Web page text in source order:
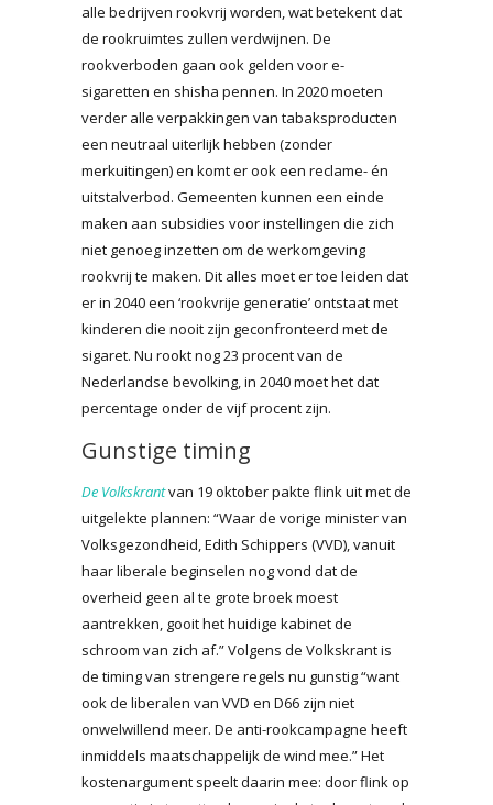
alle bedrijven rookvrij worden, wat betekent dat
de rookruimtes zullen verdwijnen. De
rookverboden gaan ook gelden voor e-
sigaretten en shisha pennen. In 2020 moeten
verder alle verpakkingen van tabaksproducten
een neutraal uiterlijk hebben (zonder
merkuitingen) en komt er ook een reclame- én
uitstalverbod. Gemeenten kunnen een einde
maken aan subsidies voor instellingen die zich
niet genoeg inzetten om de werkomgeving
rookvrij te maken. Dit alles moet er toe leiden dat
er in 2040 een ‘rookvrije generatie’ ontstaat met
kinderen die nooit zijn geconfronteerd met de
sigaret. Nu rookt nog 23 procent van de
Nederlandse bevolking, in 2040 moet het dat
percentage onder de vijf procent zijn.
Gunstige timing
De Volkskrantvan 19 oktober pakte flink uit met de
uitgelekte plannen: “Waar de vorige minister van
Volksgezondheid, Edith Schippers (VVD), vanuit
haar liberale beginselen nog vond dat de
overheid geen al te grote broek moest
aantrekken, gooit het huidige kabinet de
schroom van zich af.” Volgens de Volkskrant is
de timing van strengere regels nu gunstig “want
ook de liberalen van VVD en D66 zijn niet
onwelwillend meer. De anti-rookcampagne heeft
inmiddels maatschappelijk de wind mee.” Het
kostenargument speelt daarin mee: door flink op